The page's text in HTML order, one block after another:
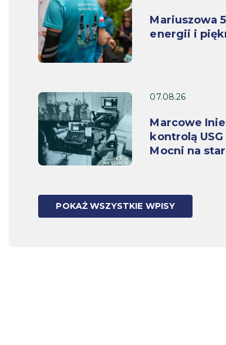
Mariuszowa
energii i
07.08.26
Marcowe
kontrolą
Mocni na
POKAŻ WSZYSTKIE WPISY